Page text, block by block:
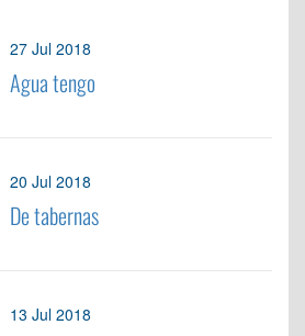
27 Jul 2018
Agua tengo
20 Jul 2018
De tabernas
13 Jul 2018